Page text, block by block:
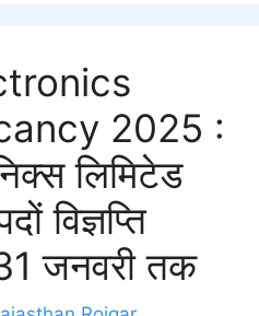
2025 :
लिमिटेड
विज्ञप्ति
जनवरी तक